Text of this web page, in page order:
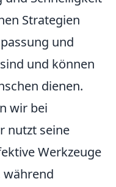
Strategien
und
und können
dienen.
wir bei
nutzt seine
Werkzeuge
während